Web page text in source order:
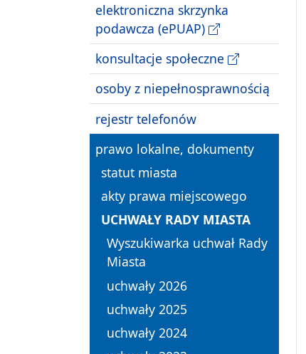
elektroniczna skrzynka
podawcza (ePUAP)
konsultacje społeczne
osoby z niepełnosprawnością
rejestr telefonów
prawo lokalne, dokumenty
statut miasta
akty prawa miejscowego
UCHWAŁY RADY MIASTA
Wyszukiwarka uchwał Rady
Miasta
uchwały 2026
uchwały 2025
uchwały 2024